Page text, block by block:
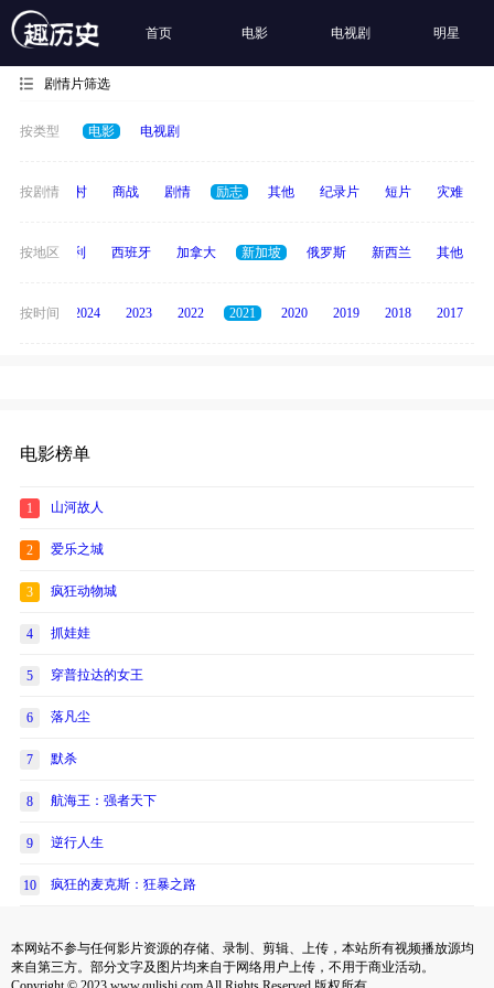
首页 电影 电视剧 明星
剧情片筛选
按类型 电影 电视剧
按剧情
历史 乡村 商战 剧情 励志 其他 纪录片 短片 灾难
按地区
度 意大利 西班牙 加拿大 新加坡 俄罗斯 新西兰 其他
按时间
2025 2024 2023 2022 2021 2020 2019 2018 2017
电影榜单
1 山河故人
2 爱乐之城
3 疯狂动物城
4 抓娃娃
5 穿普拉达的女王
6 落凡尘
7 默杀
8 航海王：强者天下
9 逆行人生
10 疯狂的麦克斯：狂暴之路
本网站不参与任何影片资源的存储、录制、剪辑、上传，本站所有视频播放源均
来自第三方。部分文字及图片均来自于网络用户上传，不用于商业活动。